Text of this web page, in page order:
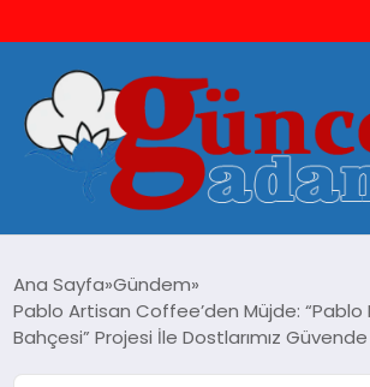
GÜNCEL
Ana Sayfa Gündem
Pablo Artisan Coffee’den Müjde:
Bahçesi” Projesi İle Dostlarımız Güvende